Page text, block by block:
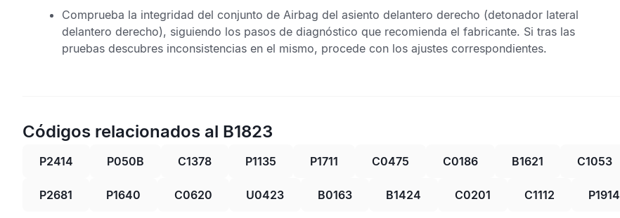
Comprueba la integridad del conjunto de Airbag del asiento delantero derecho (detonador lateral
delantero derecho), siguiendo los pasos de diagnóstico que recomienda el fabricante. Si tras las
pruebas descubres inconsistencias en el mismo, procede con los ajustes correspondientes.
Códigos relacionados al B1823
P2414 P050B C1378 P1135 P1711 C0475 C0186 B1621 C1053
P2681 P1640 C0620 U0423 B0163 B1424 C0201 C1112 P1914